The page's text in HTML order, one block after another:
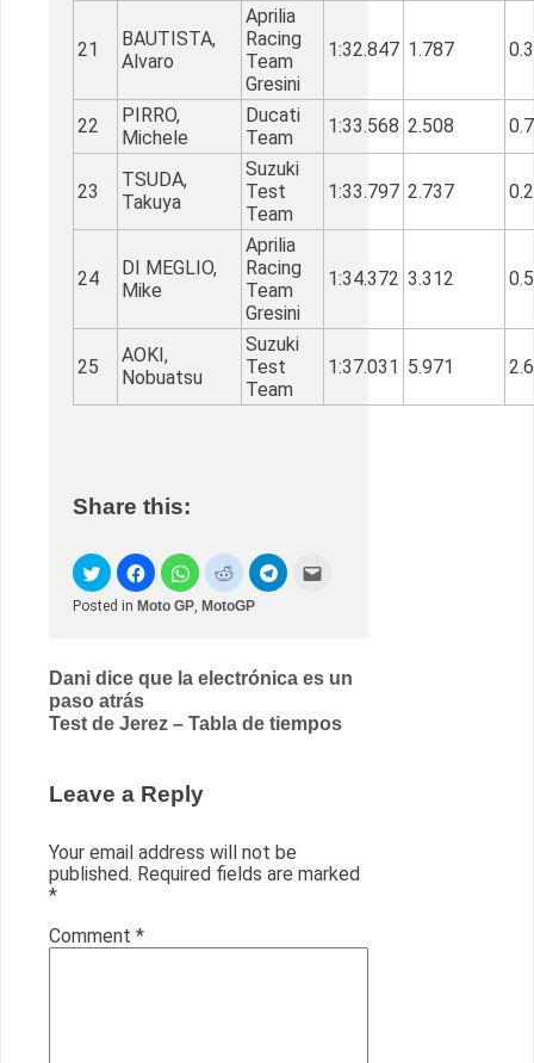
21
BAUTISTA,
Alvaro
Aprilia
Racing
Team
Gresini
1:32.847 1.787
22
PIRRO,
Michele
Ducati
Team
1:33.568 2.508
23
TSUDA,
Takuya
Suzuki
Test
Team
1:33.797 2.737
24
DI MEGLIO,
Mike
Aprilia
Racing
Team
Gresini
1:34.372 3.312
25
AOKI,
Nobuatsu
Suzuki
Test
Team
1:37.031 5.971
Share this:
Posted in Moto GP, MotoGP
Post
navigation
Dani dice que la electrónica es un
paso atrás
Test de Jerez – Tabla de tiempos
Leave a Reply
Your email address will not be
published. Required fields are marked
*
Comment *